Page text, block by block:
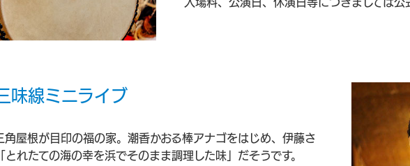
味線ミニライブ
角屋根が目印の福の家。潮香かおる棒アナゴをはじめ、伊藤さ
とれたての海の幸を浜でそのまま調理した味」だそうです。